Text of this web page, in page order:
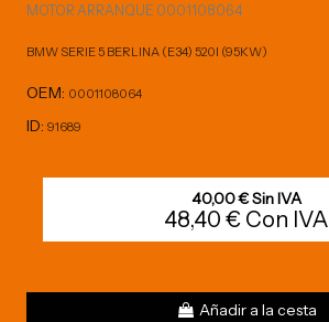
MOTOR ARRANQUE 0001108064
BMW SERIE 5 BERLINA (E34) 520I (95KW)
OEM: 0001108064
ID: 91689
40,00 € Sin IVA
48,40 € Con IVA
Añadir a la cesta